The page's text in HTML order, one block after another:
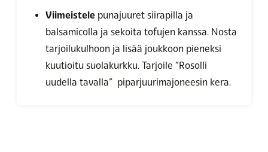
Viimeistele punajuuret siirapilla ja
balsamicolla ja sekoita tofujen kanssa. Nosta
tarjoilukulhoon ja lisää joukkoon pieneksi
kuutioitu suolakurkku. Tarjoile ”Rosolli
uudella tavalla” piparjuurimajoneesin kera.